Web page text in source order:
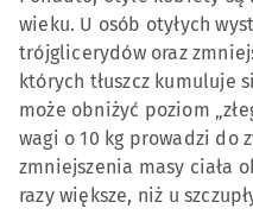
wieku. U osób otyłych
trójglicerydów oraz
których tłuszcz kumuluje
może obniżyć poziom
wagi o 10 kg prowadzi do
zmniejszenia masy ciała
razy większe, niż u